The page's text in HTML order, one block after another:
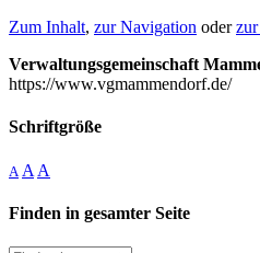
Zum Inhalt, zur Navigation oderzur
Verwaltungsgemeinschaft
https://www.vgmammendorf.de/
Schriftgröße
A A A
Finden in gesamter Seite